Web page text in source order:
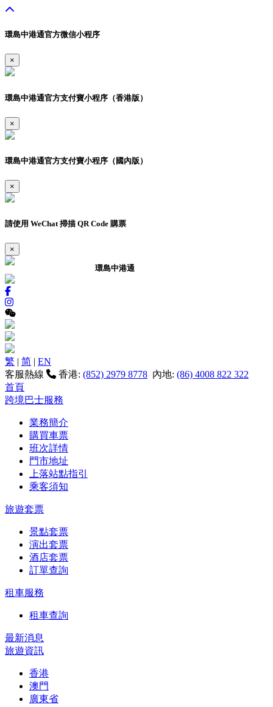
環島中港通官方微信小程序
×
環島中港通官方支付寶小程序（香港版）
×
環島中港通官方支付寶小程序（國內版）
×
請使用 WeChat 掃描 QR Code 購票
×
環島中港通
繁 | 简 | EN
客服熱線
香港: (852) 2979 8778 內地: (86) 4008 822 322
首頁
跨境巴士服務
業務簡介
購買車票
班次詳情
門市地址
上落站點指引
乘客須知
旅遊套票
景點套票
演出套票
酒店套票
訂單查詢
租車服務
租車查詢
最新消息
旅遊資訊
香港
澳門
廣東省